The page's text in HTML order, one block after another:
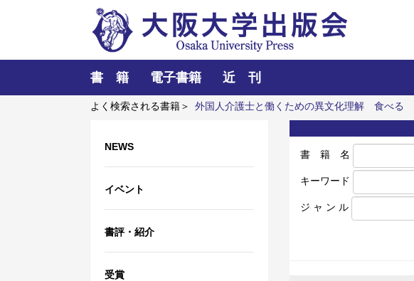
書 籍 電子書籍 近 刊
よく検索される書籍＞ 外国人介護士と働くための異文化理解 食べる
NEWS
イベント
書評・紹介
受賞
書 籍 名
キーワード
ジ ャ ン ル